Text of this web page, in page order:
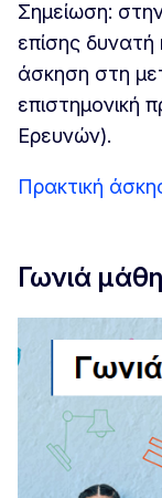
Σημείωση:
επίσης δυνατή
άσκηση στη
επιστημονική
Ερευνών).
Πρακτική
Γωνιά